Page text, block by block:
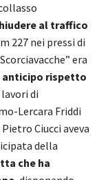
al traffico
227 nei pressi di
era
anticipo rispetto
di
Lercara Friddi
Ciucci aveva
della
che ha